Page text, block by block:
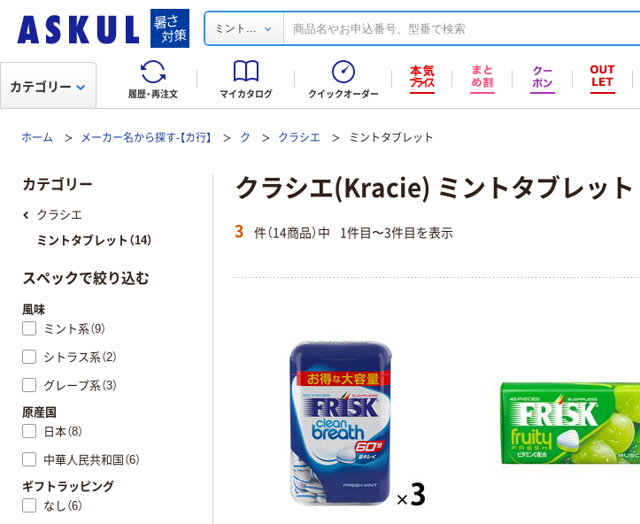
ミント ...
履歴・再注文 マイカタログ クイックオーダー
カテゴリー
ホーム メーカー名から探す-【カ行】 ク クラシエ ミントタブレット
クラシエ(Kracie) ミントタブレット
3 件（14商品）中 1件目〜3件目を表示
カテゴリー
クラシエ
ミントタブレット（14）
スペックで絞り込む
風味
ミント系（9）
シトラス系（2）
グレープ系（3）
原産国
日本（8）
中華人民共和国（6）
ギフトラッピング
なし（6）